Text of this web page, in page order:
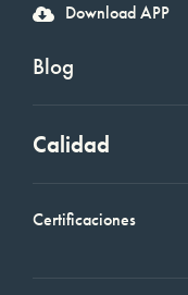
Download APP
Blog
Calidad
Certificaciones